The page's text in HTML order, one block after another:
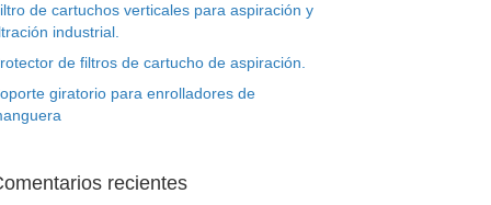
de cartuchos verticales para aspiración y
industrial.
de filtros de cartucho de aspiración.
giratorio para enrolladores de
recientes